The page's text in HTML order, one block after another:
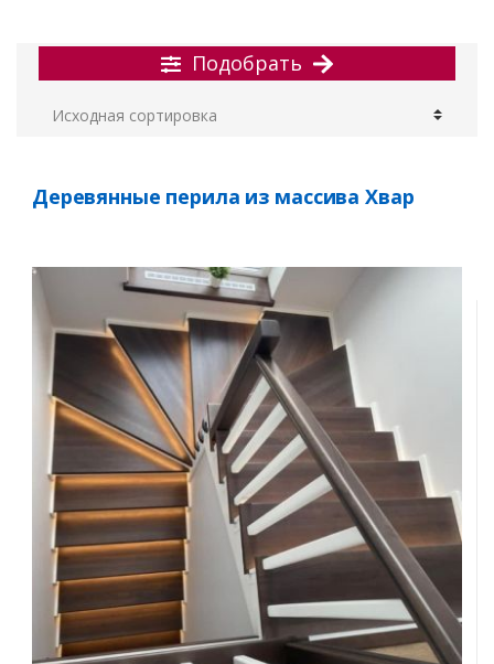
Подобрать
Деревянные перила из массива Хвар